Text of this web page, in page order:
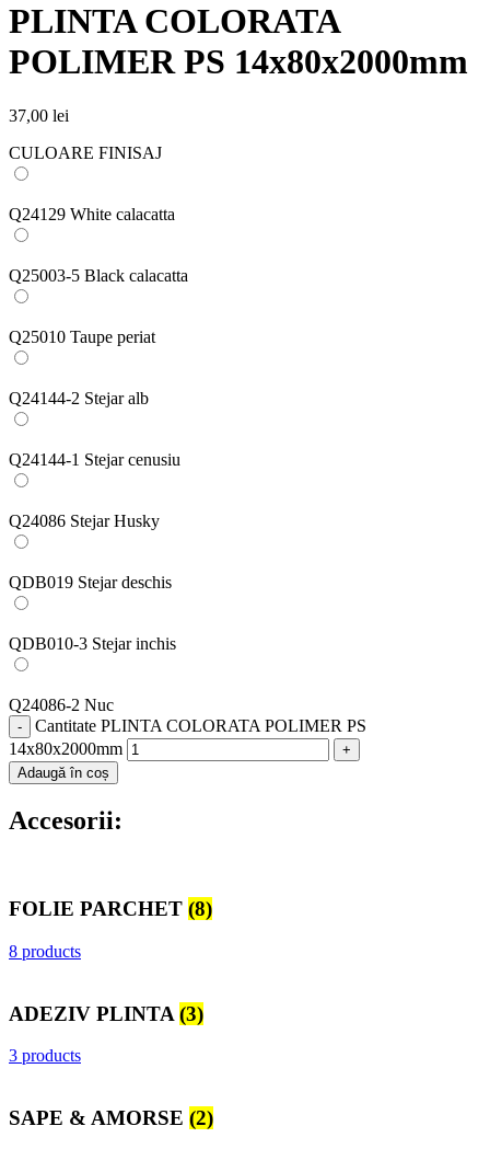
PLINTA COLORATA
POLIMER PS 14x80x2000mm
37,00 lei
CULOARE FINISAJ
Q24129 White calacatta
Q25003-5 Black calacatta
Q25010 Taupe periat
Q24144-2 Stejar alb
Q24144-1 Stejar cenusiu
Q24086 Stejar Husky
QDB019 Stejar deschis
QDB010-3 Stejar inchis
Q24086-2 Nuc
Cantitate PLINTA COLORATA POLIMER PS
14x80x2000mm
Adaugă în coș
Accesorii:
FOLIE PARCHET (8)
8 products
ADEZIV PLINTA (3)
3 products
SAPE & AMORSE (2)